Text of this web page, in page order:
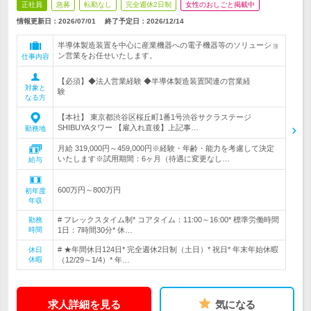
正社員 急募 転勤なし 完全週休2日制 女性のおしごと掲載中
情報更新日：2026/07/01 終了予定日： 2026/12/14
仕事内容
半導体製造装置を中心に産業機器への電子機器等のソリューショ
ン営業をお任せいたします。
対象と
なる方
【必須】◆法人営業経験 ◆半導体製造装置関連の営業経
験
勤務地
【本社】 東京都渋谷区桜丘町1番1号渋谷サクラステージ
SHIBUYAタワー 【雇入れ直後】上記事…
給与
月給 319,000円～459,000円※経験・年齢・能力を考慮して決定
いたします※試用期間：6ヶ月（待遇に変更なし…
初年度
年収
600万円～800万円
勤務
時間
# フレックスタイム制* コアタイム：11:00～16:00* 標準労働時間
1日：7時間30分* 休…
休日
休暇
# ★年間休日124日* 完全週休2日制（土日）* 祝日* 年末年始休暇
（12/29～1/4）* 年…
求人詳細を見る 気になる